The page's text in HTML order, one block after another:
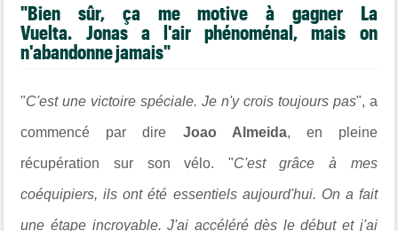
"Bien sûr, ça me motive à gagner La
Vuelta. Jonas a l'air phénoménal, mais on
n'abandonne jamais"
"C'est une victoire spéciale. Je n'y crois toujours pas", a
commencé par dire Joao Almeida, en pleine
récupération sur son vélo. "C'est grâce à mes
coéquipiers, ils ont été essentiels aujourd'hui. On a fait
une étape incroyable. J'ai accéléré dès le début et j'ai